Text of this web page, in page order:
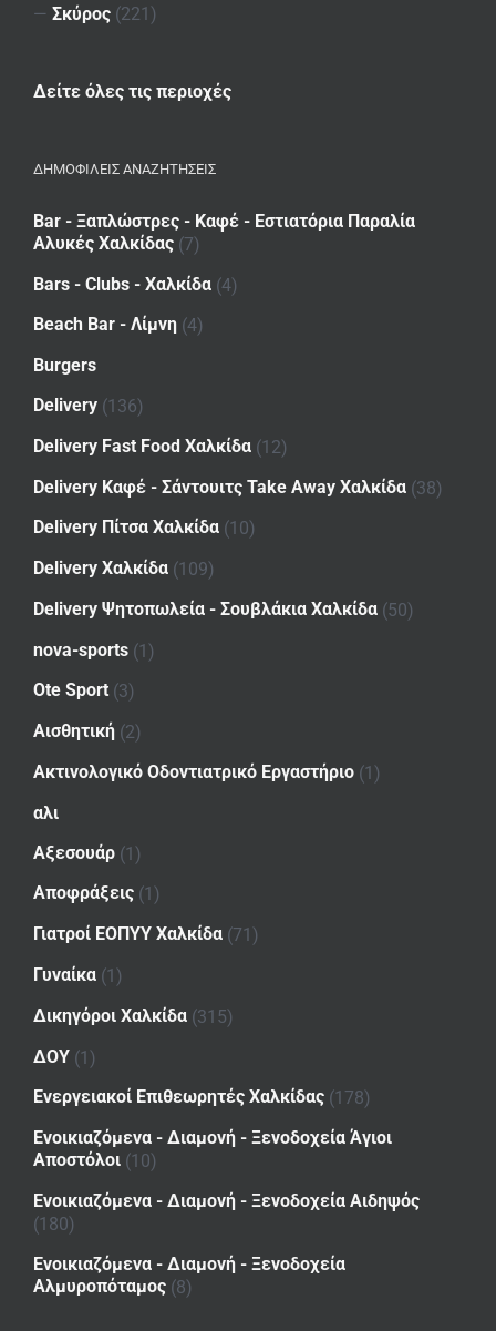
— Σκύρος (221)
Δείτε όλες τις περιοχές
ΔΗΜΟΦΙΛΕΙΣ ΑΝΑΖΗΤΗΣΕΙΣ
Bar - Ξαπλώστρες - Καφέ - Εστιατόρια Παραλία
Αλυκές Χαλκίδας (7)
Bars - Clubs - Χαλκίδα (4)
Beach Bar - Λίμνη (4)
Burgers
Delivery (136)
Delivery Fast Food Χαλκίδα (12)
Delivery Καφέ - Σάντουιτς Take Away Χαλκίδα (38)
Delivery Πίτσα Χαλκίδα (10)
Delivery Χαλκίδα (109)
Delivery Ψητοπωλεία - Σουβλάκια Χαλκίδα (50)
nova-sports (1)
Ote Sport (3)
Αισθητική (2)
Ακτινολογικό Οδοντιατρικό Εργαστήριο (1)
αλι
Αξεσουάρ (1)
Αποφράξεις (1)
Γιατροί ΕΟΠΥΥ Χαλκίδα (71)
Γυναίκα (1)
Δικηγόροι Χαλκίδα (315)
ΔΟΥ (1)
Ενεργειακοί Επιθεωρητές Χαλκίδας (178)
Ενοικιαζόμενα - Διαμονή - Ξενοδοχεία Άγιοι
Αποστόλοι (10)
Ενοικιαζόμενα - Διαμονή - Ξενοδοχεία Αιδηψός
(180)
Ενοικιαζόμενα - Διαμονή - Ξενοδοχεία
Αλμυροπόταμος (8)